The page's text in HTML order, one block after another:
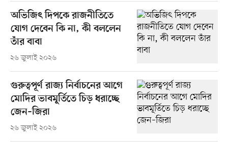
অভিজিৎ দিপকে রাজনীতিতে
যোগ দেবেন কি না, কী বললেন
তাঁর বাবা
২৬ জুলাই ২০২৬
গুরুত্বপূর্ণ রাজ্য নির্বাচনের আগে
মোদির ভাবমূর্তিতে চিড় ধরাচ্ছে
জেন–জিরা
২৬ জুলাই ২০২৬